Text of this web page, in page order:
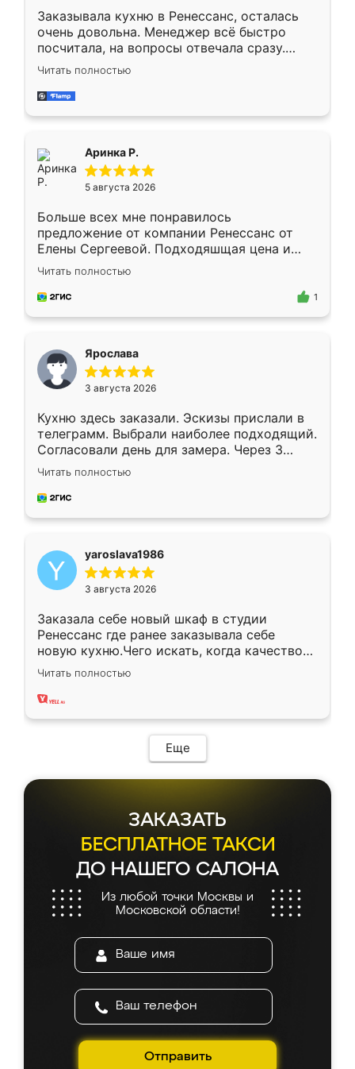
Заказывала кухню в Ренессанс, осталась
очень довольна. Менеджер всё быстро
посчитала, на вопросы отвечала сразу.
Замерщик приехал в субботу, подошёл к
делу со всей ответственностью. Собрали
за день, ребята работали аккуратно, даже
Читать полностью
Аринка Р.
5 августа 2026
Больше всех мне понравилось
предложение от компании Ренессанс от
Елены Сергеевой. Подходяшщая цена и
короткие сроки изготовления. Приехавший
для замера сотрудник Владислав
предложил по моему эскизу самый
Читать полностью
1
Ярослава
3 августа 2026
Кухню здесь заказали. Эскизы прислали в
телеграмм. Выбрали наиболее подходящий.
Согласовали день для замера. Через 3
недели кухня была уже готова. Остались
довольны работой. Спасибо Ренессанс
мебель за качественную работу!
Читать полностью
yaroslava1986
3 августа 2026
Заказала себе новый шкаф в студии
Ренессанс где ранее заказывала себе
новую кухню.Чего искать, когда качеством
вполне довольна. Служит кухня уже почти
два года, нареканий нет.
Читать полностью
Еще
ЗАКАЗАТЬ
БЕСПЛАТНОЕ ТАКСИ
ДО НАШЕГО САЛОНА
Из любой точки Москвы и
Московской области!
Отправить